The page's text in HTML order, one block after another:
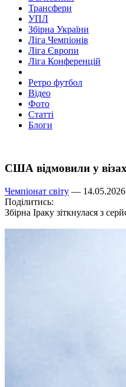
Трансфери
УПЛ
Збірна України
Ліга Чемпіонів
Ліга Європи
Ліга Конференцій
Ретро футбол
Відео
Фото
Статті
Блоги
США відмовили у
Чемпіонат світу —
Поділитись:
Збірна Іраку зіткнулася з